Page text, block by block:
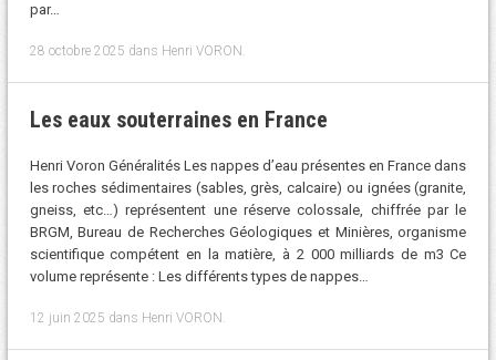
par…
28 octobre 2025 dans Henri VORON
Les eaux souterraines en France
Henri Voron Généralités Les nappes d’eau présentes en France dans
les roches sédimentaires (sables, grès, calcaire) ou ignées (granite,
gneiss, etc…) représentent une réserve colossale, chiffrée par le
BRGM, Bureau de Recherches Géologiques et Minières, organisme
scientifique compétent en la matière, à 2 000 milliards de m3 Ce
volume représente : Les différents types de nappes…
12 juin 2025 dans Henri VORON